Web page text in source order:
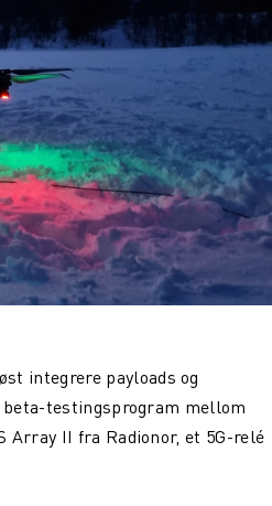
integrere payloads og
testingsprogram mellom
Array II fra Radionor, et 5G-relé